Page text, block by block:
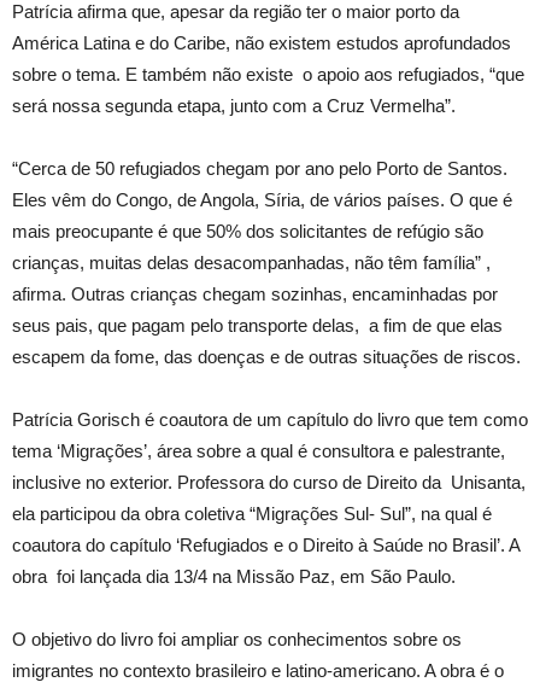
Patrícia afirma que, apesar da região ter o maior porto da
América Latina e do Caribe, não existem estudos aprofundados
sobre o tema. E também não existe o apoio aos refugiados, “que
será nossa segunda etapa, junto com a Cruz Vermelha”.
“Cerca de 50 refugiados chegam por ano pelo Porto de Santos.
Eles vêm do Congo, de Angola, Síria, de vários países. O que é
mais preocupante é que 50% dos solicitantes de refúgio são
crianças, muitas delas desacompanhadas, não têm família” ,
afirma. Outras crianças chegam sozinhas, encaminhadas por
seus pais, que pagam pelo transporte delas, a fim de que elas
escapem da fome, das doenças e de outras situações de riscos.
Patrícia Gorisch é coautora de um capítulo do livro que tem como
tema ‘Migrações’, área sobre a qual é consultora e palestrante,
inclusive no exterior. Professora do curso de Direito da Unisanta,
ela participou da obra coletiva “Migrações Sul- Sul”, na qual é
coautora do capítulo ‘Refugiados e o Direito à Saúde no Brasil’. A
obra foi lançada dia 13/4 na Missão Paz, em São Paulo.
O objetivo do livro foi ampliar os conhecimentos sobre os
imigrantes no contexto brasileiro e latino-americano. A obra é o